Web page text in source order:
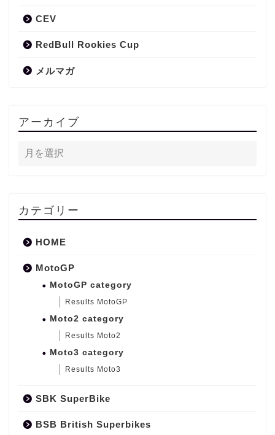
CEV
RedBull Rookies Cup
メルマガ
アーカイブ
カテゴリー
HOME
MotoGP
MotoGP category
Results MotoGP
Moto2 category
Results Moto2
Moto3 category
Results Moto3
SBK SuperBike
BSB British Superbikes